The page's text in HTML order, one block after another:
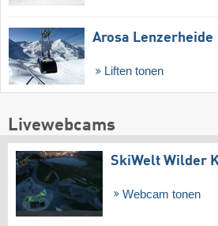
Arosa Lenzerheide
Liften tonen
Livewebcams
SkiWelt Wilder
Webcam tonen